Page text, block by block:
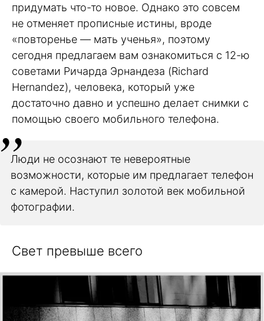
придумать что-то новое. Однако это совсем
не отменяет прописные истины, вроде
«повторенье — мать ученья», поэтому
сегодня предлагаем вам ознакомиться с 12-ю
советами Ричарда Эрнандеза (Richard
Hernandez), человека, который уже
достаточно давно и успешно делает снимки с
помощью своего мобильного телефона.
Люди не осознают те невероятные
возможности, которые им предлагает телефон
с камерой. Наступил золотой век мобильной
фотографии.
Свет превыше всего